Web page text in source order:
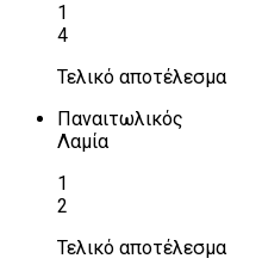
1
4
Τελικό αποτέλεσμα
Παναιτωλικός
Λαμία
1
2
Τελικό αποτέλεσμα